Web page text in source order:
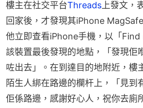
樓主在社交平台Threads 上發文，
回家後，才發現其iPhone
他立即查看iPhone手機，以「
該裝置最後發現的地點，「發現佢
咗出去」。在到達目的地附近，樓
陌生人綁在路邊的欄杆上，「見到
佢係路邊，感謝好心人，祝你去廁